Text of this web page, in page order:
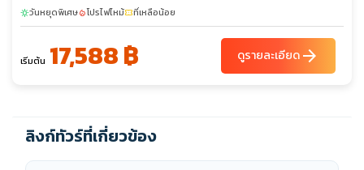
sunnyวันหยุดพิเศษlocal_fire_departmentโปรไฟไหม้confirmation_numberที่เหลือน้อย
เริ่มต้น 17,588 ฿ ดูรายละเอียดarrow_forward
ลิงก์ทัวร์ที่เกี่ยวข้อง